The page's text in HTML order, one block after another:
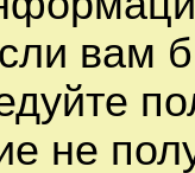
вам
не